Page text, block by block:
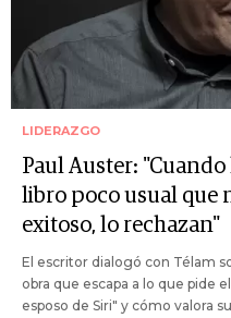
LIDERAZGO
Paul Auster:
libro poco usual que
exitoso, lo rechazan"
El escritor dialogó con Télam
obra que escapa a lo que pide
esposo de Siri" y cómo valora